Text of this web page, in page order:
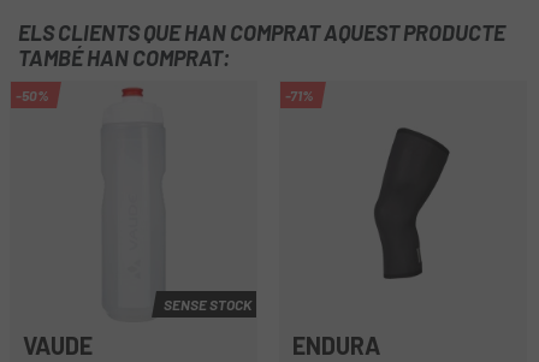
ELS CLIENTS QUE HAN COMPRAT AQUEST PRODUCTE
TAMBÉ HAN COMPRAT:
-50%
SENSE STOCK
VAUDE
-71%
ENDURA